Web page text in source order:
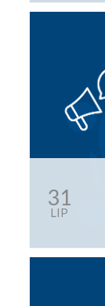
31
LIP